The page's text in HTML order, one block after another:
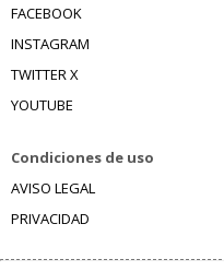
FACEBOOK
INSTAGRAM
TWITTER X
YOUTUBE
Condiciones de uso
AVISO LEGAL
PRIVACIDAD